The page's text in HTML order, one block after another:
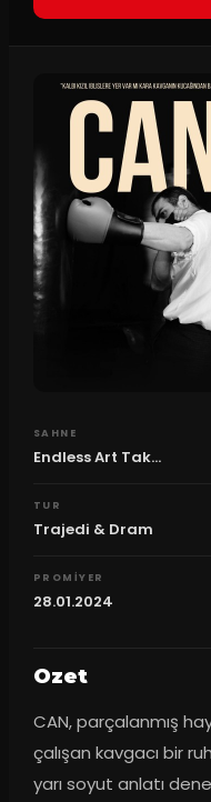
SAHNE
Endless Art Tak...
TUR
Trajedi & Dram
PROMIYER
28.01.2024
Ozet
CAN, parçalanmış
çalışan kavgacı bir
yarı soyut anlatı